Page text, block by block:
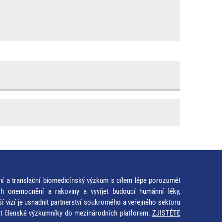
a translační biomedicínský výzkum s cílem lépe porozumět
onemocnění a rakoviny a vyvíjet budoucí humánní léky,
vizí je usnadnit partnerství soukromého a veřejného sektoru
členské výzkumníky do mezinárodních platforem. ZJISTĚTE